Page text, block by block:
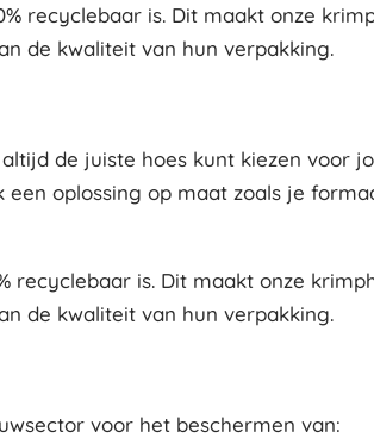
recyclebaar is. Dit maakt onze
de kwaliteit van hun verpakking.
de juiste hoes kunt kiezen voor
oplossing op maat zoals je
recyclebaar is. Dit maakt onze
de kwaliteit van hun verpakking.
voor het beschermen van: